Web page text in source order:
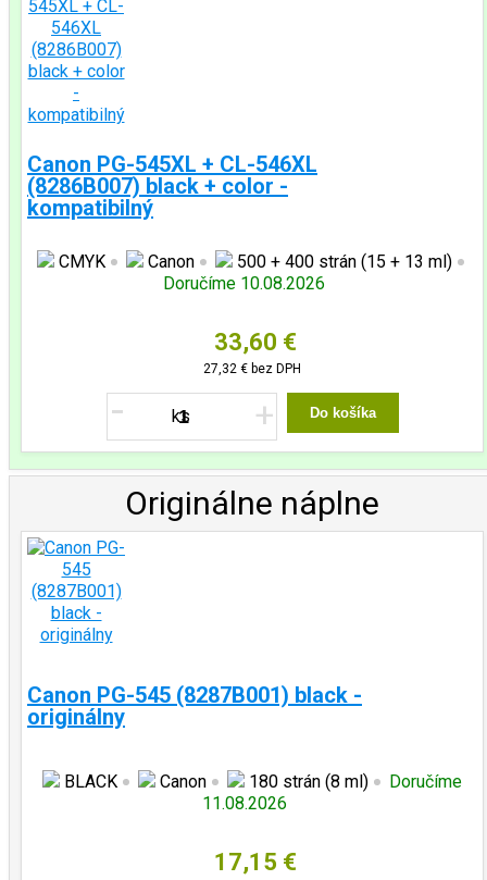
Canon PG-545XL + CL-546XL
(8286B007) black + color -
kompatibilný
CMYK Canon
500 + 400 strán (15 + 13 ml)
Doručíme 10.08.2026
33,60 €
27,32 € bez DPH
- + Do košíka
Originálne náplne
Canon PG-545 (8287B001) black -
originálny
BLACK Canon 180 strán (8 ml)
Doručíme
11.08.2026
17,15 €